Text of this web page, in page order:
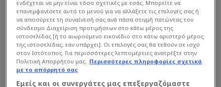
Το νέο γήπεδο στον Βοτανικός αποτελεί ένα από
τα σημαντικότερα έργα στην ιστορία του
Παναθηναϊκού, καθώς δεν αφορά μόνο το
ενδέχεται να μην είναι τόσο σχετικές με εσάς. Μπορείτε να
επανεμφανίσετε αυτό το μενού για να αλλάξετε τις επιλογές σας ή
να αποσύρετε τη συναίνεσή σας ανά πάσα στιγμή πατώντας τον
σύνδεσμο Διαχείριση προτιμήσεων στο κάτω μέρος της
ιστοσελίδας [ή το αιωρούμενο εικονίδιο στο κάτω αριστερό μέρος
της ιστοσελίδας, εάν υπάρχει]. Οι επιλογές σας θα τεθούν σε ισχύ
στον Ιστότοπος. Για περισσότερες λεπτομέρειες ανατρέξτε στην
Πολιτική Απορρήτου μας. Περισσότερες πληροφορίες σχετικά
με το απόρρητό σας
Εμείς και οι συνεργάτες μας επεξεργαζόμαστε